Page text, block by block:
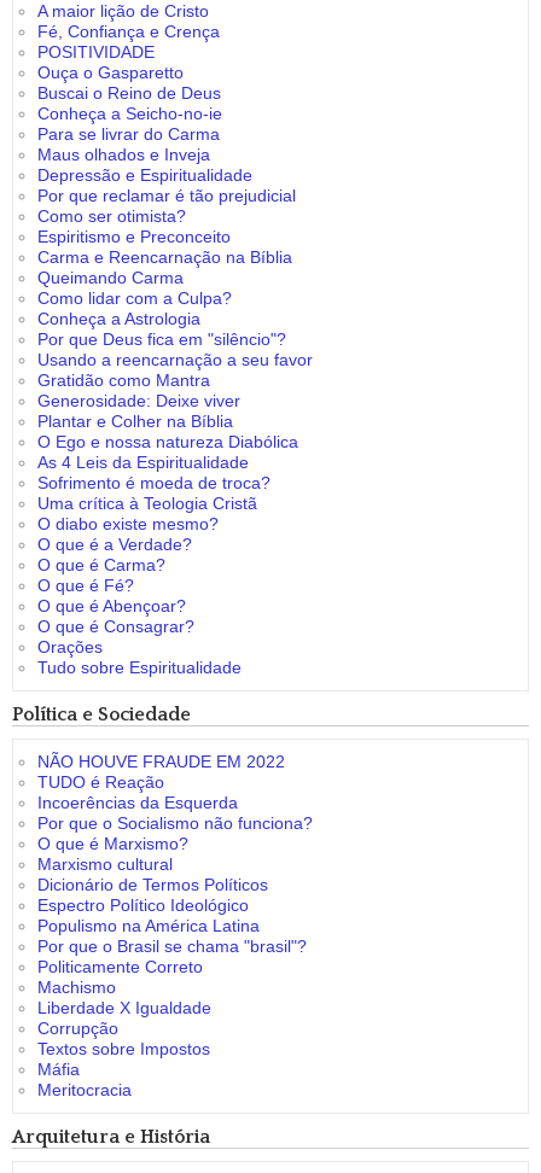
A maior lição de Cristo
Fé, Confiança e Crença
POSITIVIDADE
Ouça o Gasparetto
Buscai o Reino de Deus
Conheça a Seicho-no-ie
Para se livrar do Carma
Maus olhados e Inveja
Depressão e Espiritualidade
Por que reclamar é tão prejudicial
Como ser otimista?
Espiritismo e Preconceito
Carma e Reencarnação na Bíblia
Queimando Carma
Como lidar com a Culpa?
Conheça a Astrologia
Por que Deus fica em "silêncio"?
Usando a reencarnação a seu favor
Gratidão como Mantra
Generosidade: Deixe viver
Plantar e Colher na Bíblia
O Ego e nossa natureza Diabólica
As 4 Leis da Espiritualidade
Sofrimento é moeda de troca?
Uma crítica à Teologia Cristã
O diabo existe mesmo?
O que é a Verdade?
O que é Carma?
O que é Fé?
O que é Abençoar?
O que é Consagrar?
Orações
Tudo sobre Espiritualidade
Política e Sociedade
NÃO HOUVE FRAUDE EM 2022
TUDO é Reação
Incoerências da Esquerda
Por que o Socialismo não funciona?
O que é Marxismo?
Marxismo cultural
Dicionário de Termos Políticos
Espectro Político Ideológico
Populismo na América Latina
Por que o Brasil se chama "brasil"?
Politicamente Correto
Machismo
Liberdade X Igualdade
Corrupção
Textos sobre Impostos
Máfia
Meritocracia
Arquitetura e História